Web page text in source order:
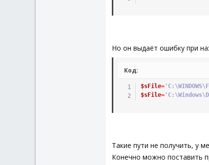
Но он выдаёт ошибку при
Код:
$sFile=
$sFile=
Такие пути не получить, у
Конечно можно поставить